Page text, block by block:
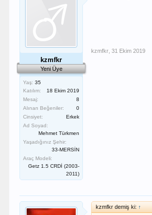
kzmfkr
Yeni Üye
Yaş: 35
Katılım:
18 Ekim 2019
Mesaj:
8
Alınan Beğeniler:
0
Cinsiyet:
Erkek
Ad Soyad:
Mehmet Türkmen
Yaşadığınız Şehir:
33-MERSİN
Araç Modeli:
Getz 1.5 CRDİ (2003-
2011)
kzmfkr 31 Ekim 2019
kzmfkr demiş ki: ↑